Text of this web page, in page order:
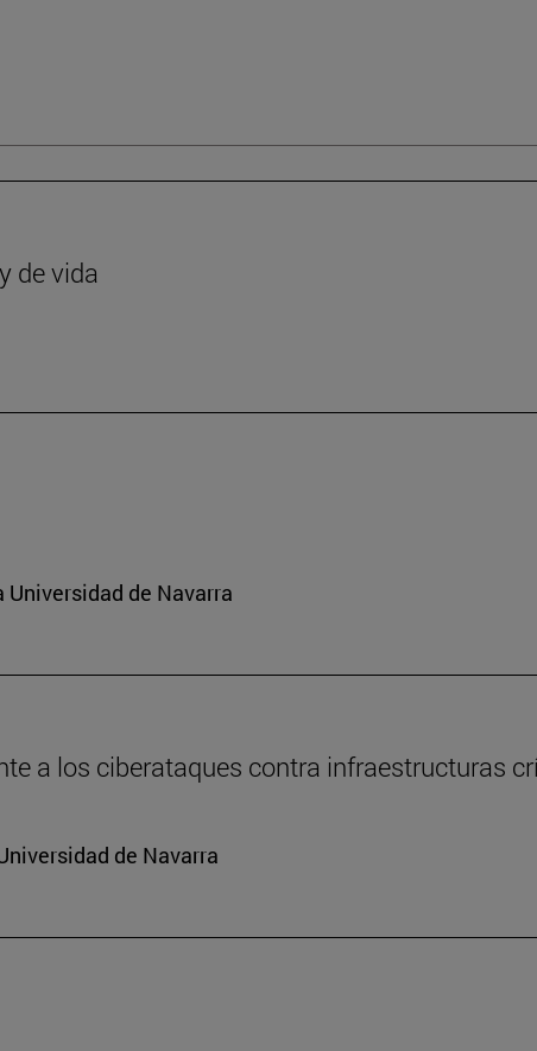
de vida
de Navarra
a los ciberataques contra infraestructuras
de Navarra